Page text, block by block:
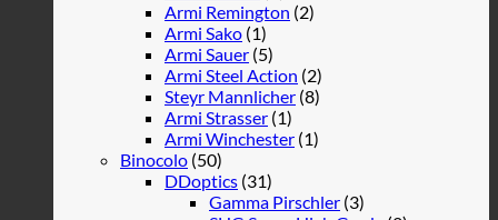
Armi Remington (2)
Armi Sako (1)
Armi Sauer (5)
Armi Steel Action (2)
Steyr Mannlicher (8)
Armi Strasser (1)
Armi Winchester (1)
Binocolo (50)
DDoptics (31)
Gamma Pirschler (3)